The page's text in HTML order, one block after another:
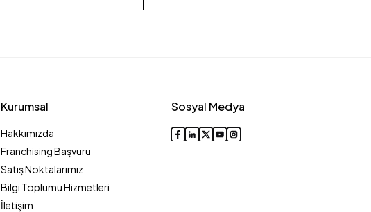
Kurumsal
Hakkımızda
Franchising Başvuru
Satış Noktalarımız
Bilgi Toplumu Hizmetleri
İletişim
Sosyal Medya